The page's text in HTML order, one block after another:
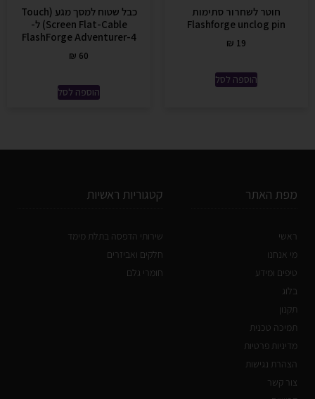
חוטר לשחרור סתימות
Flashforge unclog pin
₪ 19
הוספה לסל
כבל שטוח למסך מגע (Touch
Screen Flat-Cable) ל-
FlashForge Adventurer-4
₪ 60
הוספה לסל
מפת האתר
ראשי
מי אנחנו
טיפים ומידע
בלוג
תקנון
תמיכה טכנית
מדיניות פרטיות
הצהרת נגישות
צור קשר
קטגוריות ראשיות
שירותי הדפסה בתלת מימד
חלקים ואביזרים
חומרי גלם